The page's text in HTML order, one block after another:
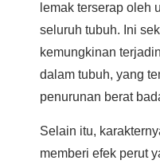
lemak terserap oleh
seluruh tubuh. Ini
kemungkinan
dalam tubuh, yang
penurunan berat
Selain itu,
memberi efek perut